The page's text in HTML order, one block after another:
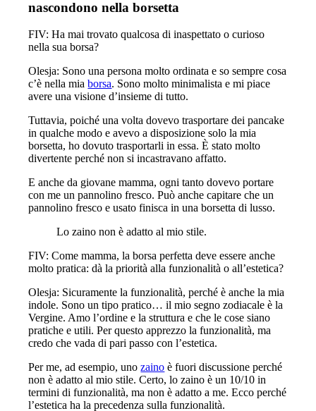
nascondono nella borsetta
FIV: Ha mai trovato qualcosa di inaspettato o curioso
nella sua borsa?
Olesja: Sono una persona molto ordinata e so sempre cosa
c’è nella miaborsa. Sono molto minimalista e mi piace
avere una visione d’insieme di tutto.
Tuttavia, poiché una volta dovevo trasportare dei pancake
in qualche modo e avevo a disposizione solo la mia
borsetta, ho dovuto trasportarli in essa. È stato molto
divertente perché non si incastravano affatto.
E anche da giovane mamma, ogni tanto dovevo portare
con me un pannolino fresco. Può anche capitare che un
pannolino fresco e usato finisca in una borsetta di lusso.
Lo zaino non è adatto al mio stile.
FIV: Come mamma, la borsa perfetta deve essere anche
molto pratica: dà la priorità alla funzionalità o all’estetica?
Olesja: Sicuramente la funzionalità, perché è anche la mia
indole. Sono un tipo pratico… il mio segno zodiacale è la
Vergine. Amo l’ordine e la struttura e che le cose siano
pratiche e utili. Per questo apprezzo la funzionalità, ma
credo che vada di pari passo con l’estetica.
Per me, ad esempio, unozaino è fuori discussione perché
non è adatto al mio stile. Certo, lo zaino è un 10/10 in
termini di funzionalità, ma non è adatto a me. Ecco perché
l’estetica ha la precedenza sulla funzionalità.